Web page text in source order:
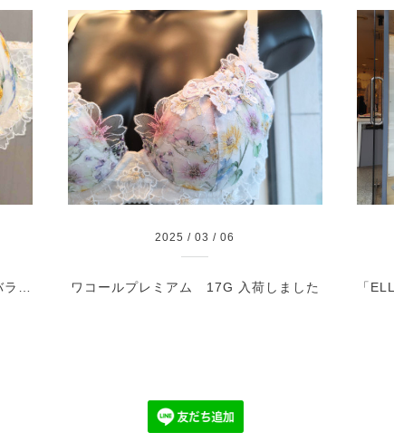
2025 /03 /06
ワコールプレミアム 17G 入荷しました